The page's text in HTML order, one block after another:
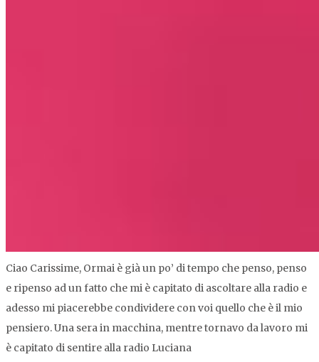
Ciao Carissime, Ormai è già un po’ di tempo che penso, penso
e ripenso ad un fatto che mi è capitato di ascoltare alla radio e
adesso mi piacerebbe condividere con voi quello che è il mio
pensiero. Una sera in macchina, mentre tornavo da lavoro mi
è capitato di sentire alla radio Luciana